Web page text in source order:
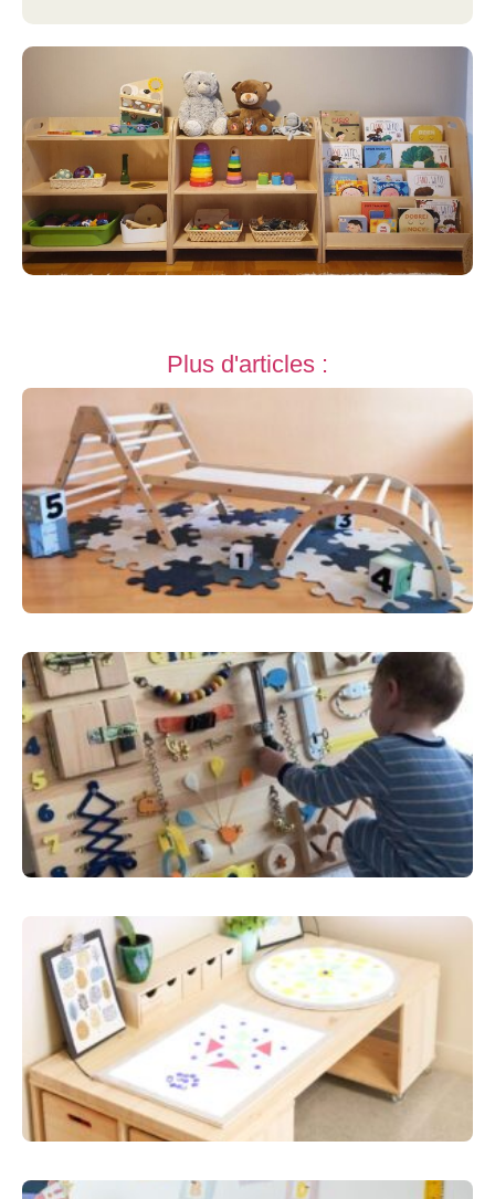
Plus d'articles :